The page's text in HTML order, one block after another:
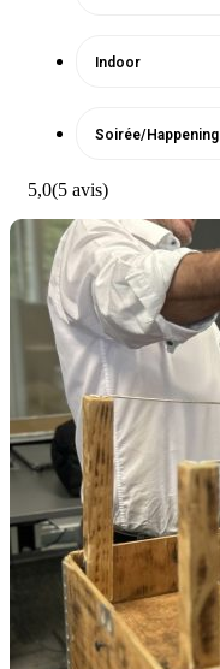
Indoor
Soirée/Happening
5,0(5 avis)